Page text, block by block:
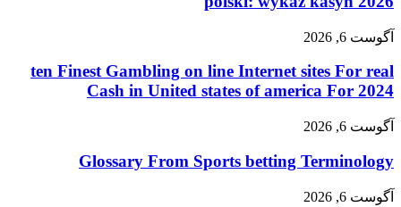
آگوست 6, 2026
ten Finest Gambling on line Internet sites For real
Cash in United states of america For 2024
آگوست 6, 2026
Glossary From Sports betting Terminology
آگوست 6, 2026